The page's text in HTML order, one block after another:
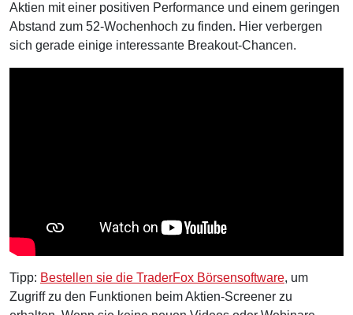
Aktien mit einer positiven Performance und einem geringen
Abstand zum 52-Wochenhoch zu finden. Hier verbergen
sich gerade einige interessante Breakout-Chancen.
Tipp: Bestellen sie die TraderFox Börsensoftware, um
Zugriff zu den Funktionen beim Aktien-Screener zu